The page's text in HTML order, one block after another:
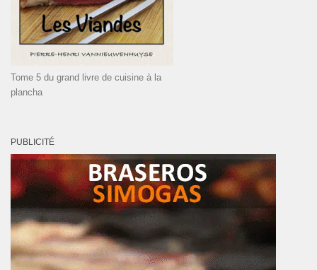
Tome 5 du grand livre de cuisine à la
plancha
PUBLICITÉ